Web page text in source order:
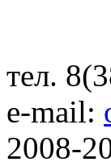
тел.
e-mail:
2008-